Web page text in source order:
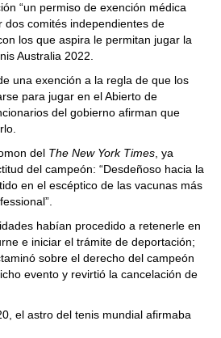
“un permiso de exención médica
dos comités independientes de
los que aspira le permitan jugar la
Australia 2022.
una exención a la regla de que los
para jugar en el Abierto de
del gobierno afirman que
del The New York Times , ya
del campeón: “Desdeñoso hacia la
en el escéptico de las vacunas más
habían procedido a retenerle en
e iniciar el trámite de deportación;
sobre el derecho del campeón
evento y revirtió la cancelación de
el astro del tenis mundial afirmaba